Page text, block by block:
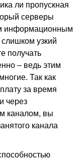
ли пропускная
серверы
информационным
узкий
получать
– ведь этим
Так как
за время
через
каналом, вы
канала